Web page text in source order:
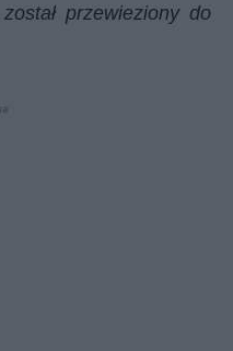
przewieziony do